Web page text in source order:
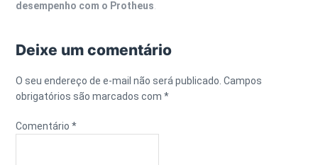
desempenho com o Protheus
Deixe um comentário
O seu endereço de e-mail não será publicado. Campos
obrigatórios são marcados com*
Comentário*